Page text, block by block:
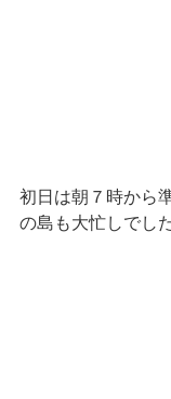
初日は朝７時から
の島も大忙しでし